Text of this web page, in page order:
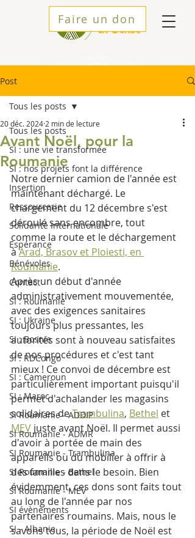
Faire un don
Post
Tous les posts
SI : une vie transformée
SI : nos projets font la différence
Insertion
Ressourcerie
Solidarité Internationale
Espérance
Bénévoles
Contact
SI : Roumanie
SI : Ukraine
SI : Bosnie
SI : RDCongo
SI : Cameroun
SI : Maroc
SI Roumanie - ADDIP
SI Roumanie - ADMR
SI Roumanie - Trambulina
SI Roumanie - Bethel
SI Roumanie - MEV
SI évènements
SI - Albanie
Tous les posts
Avant Noël, pour la
Roumanie
20 déc. 2024 2 min de lecture
Notre dernier camion de l'année est
maintenant déchargé. Le
chargement du 12 décembre s'est
déroulé sans encombre, tout
comme la route et le déchargement
à Arad, Brasov et Ploiesti, en
Roumanie.
Après un début d'année
administrativement mouvementée,
avec des exigences sanitaires
toujours plus pressantes, les
autorités sont à nouveau satisfaites
de nos procédures et c'est tant
mieux ! Ce convoi de décembre est
particulièrement important puisqu'il
permet d'achalander les magasins
solidaires de Trambulina, Bethel et
MEV juste avant Noël. Il permet aussi
d'avoir à portée de main des
appareils ou du mobilier à offrir à
des familles dans le besoin. Bien
évidemment, ces dons sont faits tout
au long de l'année par nos
partenaires roumains. Mais, nous le
savons tous, la période de Noël est